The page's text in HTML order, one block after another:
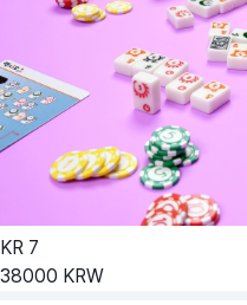
KR 7
38000 KRW